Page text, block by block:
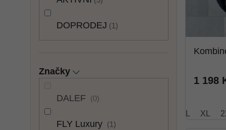
DOPRODEJ 1
Značky
DALEF 0
FLY Luxury 1
1 198
XL